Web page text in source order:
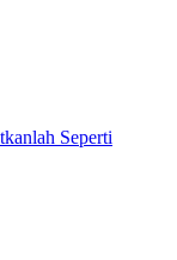
Seperti